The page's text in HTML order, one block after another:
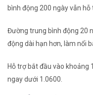
bình động 200 ngày vẫn hỗ
Đường trung bình động 20
động dài hạn hơn, làm nổi
Hỗ trợ bắt đầu vào
ngay dưới 1.0600.